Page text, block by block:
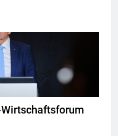
Wirtschaftsforum